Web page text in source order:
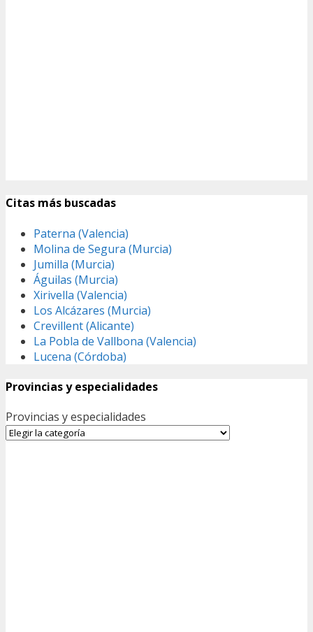
Citas más buscadas
Paterna (Valencia)
Molina de Segura (Murcia)
Jumilla (Murcia)
Águilas (Murcia)
Xirivella (Valencia)
Los Alcázares (Murcia)
Crevillent (Alicante)
La Pobla de Vallbona (Valencia)
Lucena (Córdoba)
Provincias y especialidades
Provincias y especialidades